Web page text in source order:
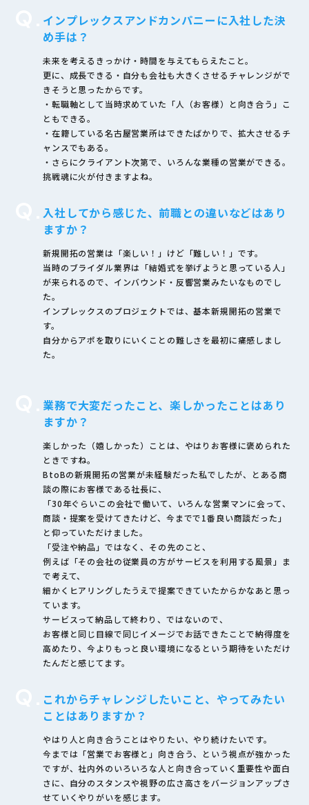
インプレックスアンドカンパニーに入社した決
め手は？
未来を考えるきっかけ・時間を与えてもらえたこと。
更に、成長できる・自分も会社も大きくさせるチャレンジがで
きそうと思ったからです。
・転職軸として当時求めていた「人（お客様）と向き合う」こ
ともできる。
・在籍している名古屋営業所はできたばかりで、拡大させるチ
ャンスでもある。
・さらにクライアント次第で、いろんな業種の営業ができる。
挑戦魂に火が付きますよね。
Q.入社してから感じた、前職との違いなどはあり
ますか？
新規開拓の営業は「楽しい！」けど「難しい！」です。
当時のブライダル業界は「結婚式を挙げようと思っている人」
が来られるので、インバウンド・反響営業みたいなものでし
た。
インプレックスのプロジェクトでは、基本新規開拓の営業で
す。
自分からアポを取りにいくことの難しさを最初に痛感しまし
た。
業務で大変だったこと、楽しかったことはあり
ますか？
楽しかった（嬉しかった）ことは、やはりお客様に褒められた
ときですね。
BtoBの新規開拓の営業が未経験だった私でしたが、とある商
談の際にお客様である社長に、
「30年ぐらいこの会社で働いて、いろんな営業マンに会って、
商談・提案を受けてきたけど、今までで1番良い商談だった」
と仰っていただけました。
「受注や納品」ではなく、その先のこと、
例えば「その会社の従業員の方がサービスを利用する風景」ま
で考えて、
細かくヒアリングしたうえで提案できていたからかなあと思っ
ています。
サービスって納品して終わり、ではないので、
お客様と同じ目線で同じイメージでお話できたことで納得度を
高めたり、今よりもっと良い環境になるという期待をいただけ
たんだと感じてます。
これからチャレンジしたいこと、やってみたい
ことはありますか？
やはり人と向き合うことはやりたい、やり続けたいです。
今までは「営業でお客様と」向き合う、という視点が強かった
ですが、社内外のいろいろな人と向き合っていく重要性や面白
さに、自分のスタンスや視野の広さ高さをバージョンアップさ
せていくやりがいを感じます。